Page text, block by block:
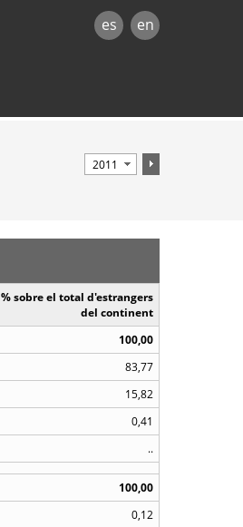
es en
% sobre el total d'estrangers
del continent
100,00
83,77
15,82
0,41
..
100,00
0,12